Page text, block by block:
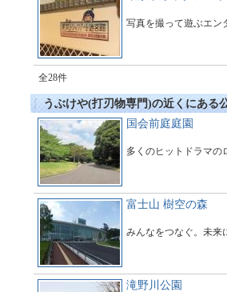
写真を撮って遊ぶエン
全28件
うぶけや(打刃物専門)の近くにある
国会前庭庭園
多くのヒットドラマの
富士山 樹空の森
みんなをつなぐ。未来
滝野川公園